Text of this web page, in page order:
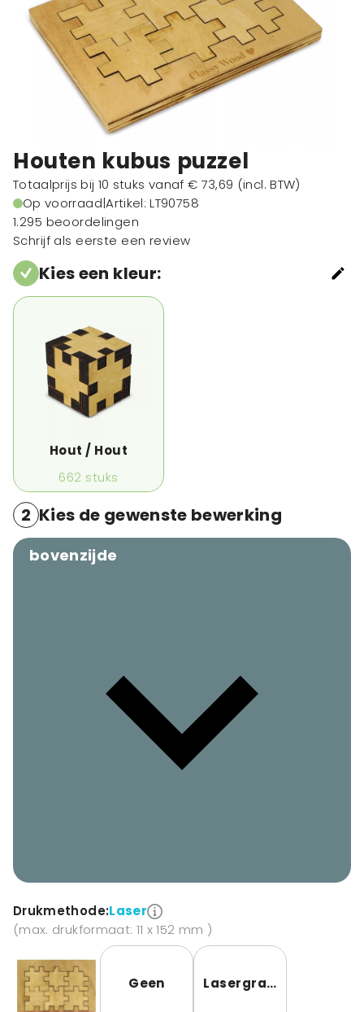
Houten kubus puzzel
Totaalprijs bij 10 stuks vanaf € 73,69 (incl. BTW)
Op voorraad|Artikel: LT90758
1.295 beoordelingen
Schrijf als eerste een review
Kies een kleur:
Hout / Hout
662 stuks
2 Kies de gewenste bewerking
bovenzijde
Drukmethode:Laser
(max. drukformaat: 11 x 152 mm )
Geen Lasergravure